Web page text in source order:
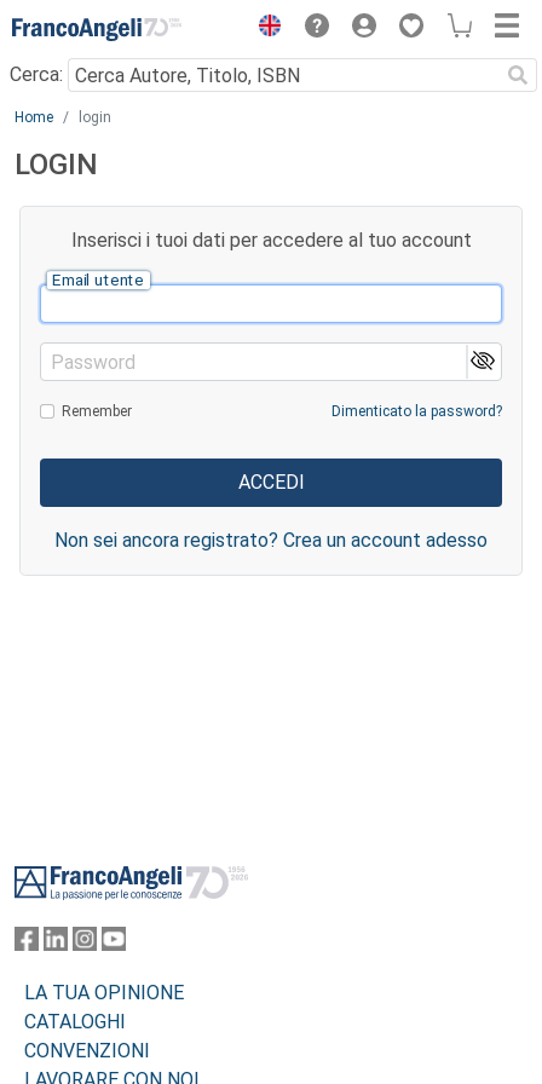
Menu
Cerca:
Main content
Home login
LOGIN
Inserisci i tuoi dati per accedere al tuo account
Email utente
Password
Remember Dimenticato la password?
Non sei ancora registrato? Crea un account adesso
LA TUA OPINIONE
CATALOGHI
CONVENZIONI